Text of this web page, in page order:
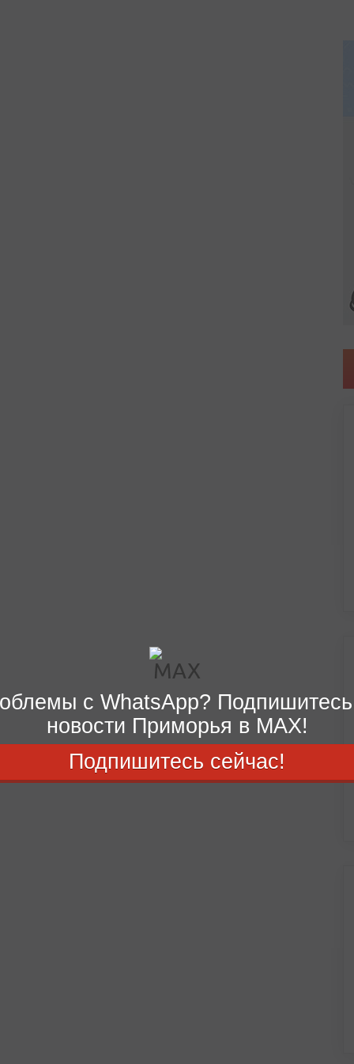
с WhatsApp?
новости Приморья в MAX!
Подпишитесь сейчас!